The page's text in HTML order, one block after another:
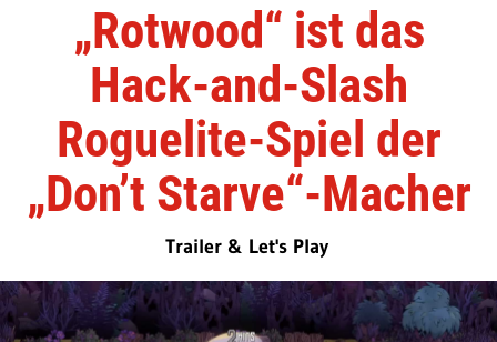
„Rotwood“ ist das
Hack-and-Slash
Roguelite-Spiel der
„Don’t Starve“-Macher
Trailer & Let's Play